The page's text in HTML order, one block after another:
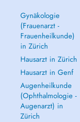
Gynäkologie
(Frauenarzt -
Frauenheilkunde)
in Zürich
Hausarzt in Zürich
Hausarzt in Genf
Augenheilkunde
(Ophthalmologie -
Augenarzt) in
Zürich